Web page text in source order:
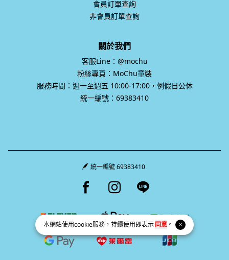
本網站使用cookie服務，持續使用即表示同意 。
會員訂單查詢
非會員訂單查詢
關於我們
客服Line：@mochu
粉絲專頁：MoChu童裝
服務時間：週一至週五 10:00-17:00，例假日公休
統一編號：69383410
統一編號 69383410
Facebook page
Instagram page
Line page